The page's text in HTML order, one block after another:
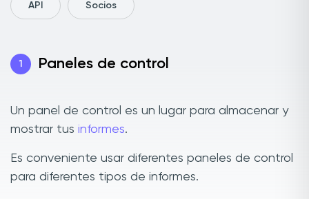
API Socios
1 Paneles de control
Un panel de control es un lugar para almacenar y
mostrar tus informes.
Es conveniente usar diferentes paneles de control
para diferentes tipos de informes.